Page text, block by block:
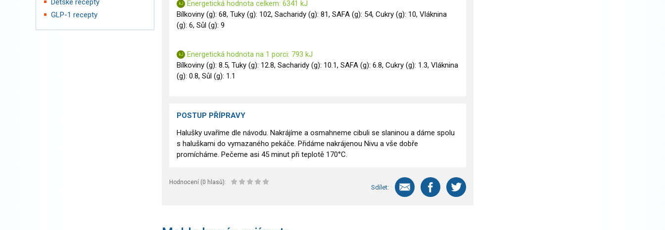
Dětské recepty
GLP-1 recepty
Energetická hodnota celkem: 6341 kJ
Bílkoviny (g): 68, Tuky (g): 102, Sacharidy (g): 81, SAFA (g): 54, Cukry (g): 10, Vláknina
(g): 6, Sůl (g): 9
Energetická hodnota na 1 porci: 793 kJ
Bílkoviny (g): 8.5, Tuky (g): 12.8, Sacharidy (g): 10.1, SAFA (g): 6.8, Cukry (g): 1.3, Vláknina
(g): 0.8, Sůl (g): 1.1
POSTUP PŘÍPRAVY
Halušky uvaříme dle návodu. Nakrájíme a osmahneme cibuli se slaninou a dáme spolu
s haluškami do vymazaného pekáče. Přidáme nakrájenou Nivu a vše dobře
promícháme. Pečeme asi 45 minut při teplotě 170°C.
Hodnocení (0 hlasů):
Sdílet: